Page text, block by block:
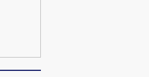
视线｜被称为“蟑螂”的印